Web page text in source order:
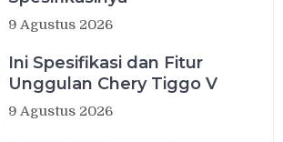
9 Agustus 2026
Ini Spesifikasi dan Fitur
Unggulan Chery Tiggo V
9 Agustus 2026